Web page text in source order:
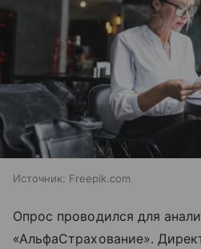
Источник: Freepik.com
Опрос проводился для
«АльфаСтрахование».